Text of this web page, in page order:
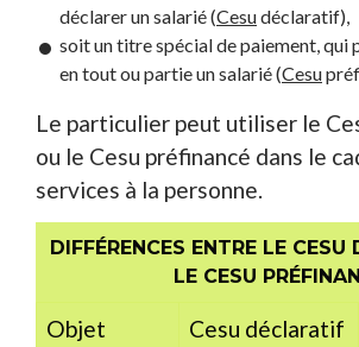
déclarer un salarié (Cesudéclaratif),
soit un titre spécial de paiement, qui
en tout ou partie un salarié (Cesu
Le particulier peut utiliser le
ou le Cesu préfinancé dans le
services à la personne.
DIFFÉRENCES ENTRE LE CESU
LE CESU
Objet Cesu déclaratif